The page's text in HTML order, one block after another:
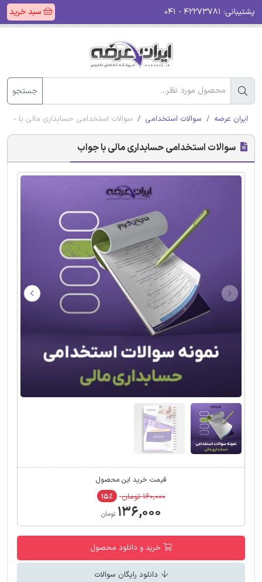
پشتیبانی: سبد خرید
جستجو
ایران عرضه سوالات استخدامی سوالات استخدامی حسابداری مالی با
سوالات استخدامی حسابداری مالی با جواب
قیمت خرید این محصول
۱۶۰,۰۰۰ تومان ۱۵٪
۱۳۶,۰۰۰ تومان
خرید و دانلود محصول
دانلود رایگان سوالات